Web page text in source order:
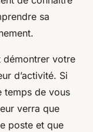
sa
démontrer votre
d’activité. Si
temps de vous
verra que
poste et que